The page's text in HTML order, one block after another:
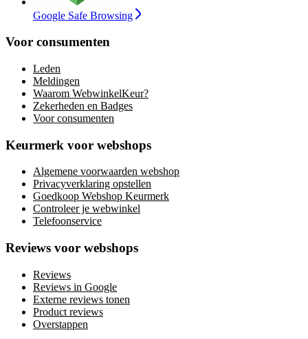
Google Safe Browsing
Voor consumenten
Leden
Meldingen
Waarom WebwinkelKeur?
Zekerheden en Badges
Voor consumenten
Keurmerk voor webshops
Algemene voorwaarden webshop
Privacyverklaring opstellen
Goedkoop Webshop Keurmerk
Controleer je webwinkel
Telefoonservice
Reviews voor webshops
Reviews
Reviews in Google
Externe reviews tonen
Product reviews
Overstappen